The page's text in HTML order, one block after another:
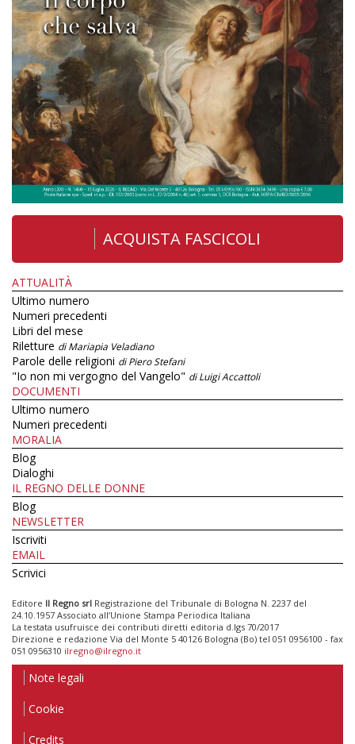
ACQUISTA FASCICOLI
ATTUALITÀ
Ultimo numero
Numeri precedenti
Libri del mese
Riletture di Mariapia Veladiano
Parole delle religioni di Piero Stefani
"Io non mi vergogno del Vangelo" di Luigi Accattoli
DOCUMENTI
Ultimo numero
Numeri precedenti
MORALIA
Blog
Dialoghi
IL REGNO DELLE DONNE
Blog
NEWSLETTER
Iscriviti
EMAIL
Scrivici
Editore Il Regno srl Registrazione del Tribunale di Bologna N. 2237 del
24.10.1957 Associato all’Unione Stampa Periodica Italiana
La testata usufruisce dei contributi diretti editoria d.lgs 70/2017
Direzione e redazione Via del Monte 5 40126 Bologna (Bo) tel 051 0956100 - fax
051 0956310 ilregno@ilregno.it
Note legali
Cookie
Credits